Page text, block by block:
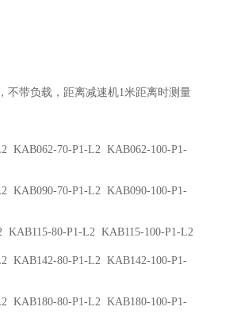
带负载，距离减速机1米距离时测量
70-P1-L2 KAB062-100-P1-
70-P1-L2 KAB090-100-P1-
80-P1-L2 KAB115-100-P1-L2
80-P1-L2 KAB142-100-P1-
80-P1-L2 KAB180-100-P1-